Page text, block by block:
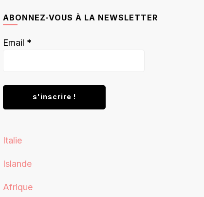
ABONNEZ-VOUS À LA NEWSLETTER
Email *
Italie
Islande
Afrique